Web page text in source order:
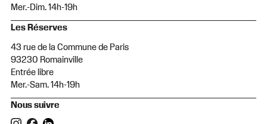
Mer.-Dim. 14h-19h
Les Réserves
43 rue de la Commune de Paris
93230 Romainville
Entrée libre
Mer.-Sam. 14h-19h
Nous suivre